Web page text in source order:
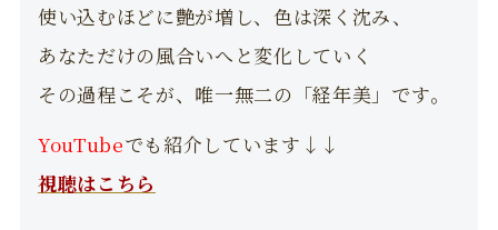
使い込むほどに艶が増し、色は深く沈み、
あなただけの風合いへと変化していく
その過程こそが、唯一無二の「経年美」です。
YouTubeでも紹介しています↓↓
視聴はこちら